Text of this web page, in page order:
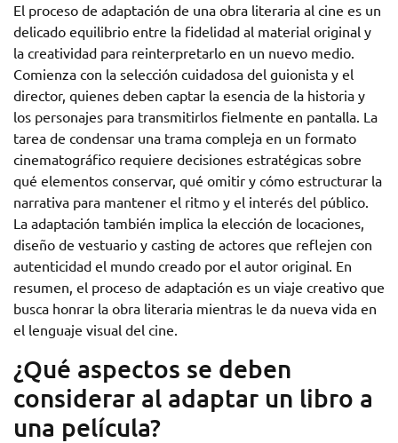
El proceso de adaptación de una obra literaria al cine es un
delicado equilibrio entre la fidelidad al material original y
la creatividad para reinterpretarlo en un nuevo medio.
Comienza con la selección cuidadosa del guionista y el
director, quienes deben captar la esencia de la historia y
los personajes para transmitirlos fielmente en pantalla. La
tarea de condensar una trama compleja en un formato
cinematográfico requiere decisiones estratégicas sobre
qué elementos conservar, qué omitir y cómo estructurar la
narrativa para mantener el ritmo y el interés del público.
La adaptación también implica la elección de locaciones,
diseño de vestuario y casting de actores que reflejen con
autenticidad el mundo creado por el autor original. En
resumen, el proceso de adaptación es un viaje creativo que
busca honrar la obra literaria mientras le da nueva vida en
el lenguaje visual del cine.
¿Qué aspectos se deben
considerar al adaptar un libro a
una película?